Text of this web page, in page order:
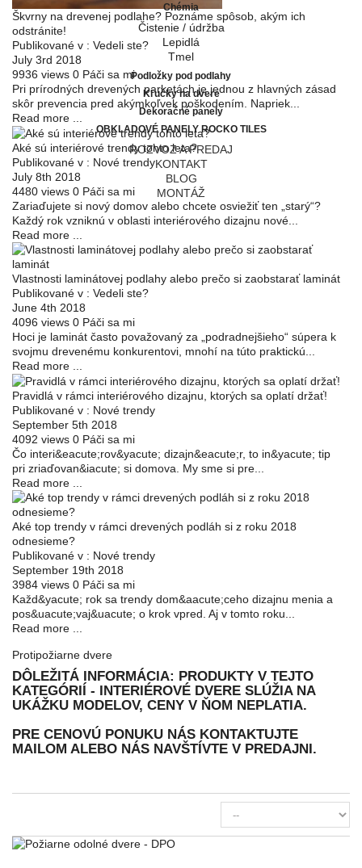
Chémia
Čistenie / údržba
Lepidlá
Tmel
Podložky pod podlahy
Kľučky na dvere
Dekoračné panely
OBKLADOVÉ PANELY ROCKO TILES
ROZVOZ A PREDAJ
KONTAKT
BLOG
MONTÁŽ
Škvrny na drevenej podlahe? Poznáme spôsob, akým ich
odstránite!
Publikované v : Vedeli ste?
July 3rd 2018
9936 views 0 Páči sa mi
Pri prírodných drevených parketách je jednou z hlavných zásad
skôr prevencia pred akýmkoľvek poškodením. Napriek...
Read more ...
Aké sú interiérové trendy tohto leta?
Publikované v : Nové trendy
July 8th 2018
4480 views 0 Páči sa mi
Zariaďujete si nový domov alebo chcete osviežiť ten „starý“?
Každý rok vzniknú v oblasti interiérového dizajnu nové...
Read more ...
Vlastnosti laminátovej podlahy alebo prečo si zaobstarať laminát
Publikované v : Vedeli ste?
June 4th 2018
4096 views 0 Páči sa mi
Hoci je laminát často považovaný za „podradnejšieho“ súpera k
svojmu drevenému konkurentovi, mnohí na túto praktickú...
Read more ...
Pravidlá v rámci interiérového dizajnu, ktorých sa oplatí držať!
Publikované v : Nové trendy
September 5th 2018
4092 views 0 Páči sa mi
Čo interi&eacute;rov&yacute; dizajn&eacute;r, to in&yacute; tip
pri zriaďovan&iacute; si domova. My sme si pre...
Read more ...
Aké top trendy v rámci drevených podláh si z roku 2018
odnesieme?
Publikované v : Nové trendy
September 19th 2018
3984 views 0 Páči sa mi
Každ&yacute; rok sa trendy dom&aacute;ceho dizajnu menia a
pos&uacute;vaj&uacute; o krok vpred. Aj v tomto roku...
Read more ...
Protipožiarne dvere
DÔLEŽITÁ INFORMÁCIA: PRODUKTY V TEJTO
KATEGÓRIÍ - INTERIÉROVÉ DVERE SLÚŽIA NA
UKÁŽKU MODELOV, CENY V ŇOM NEPLATIA.
PRE CENOVÚ PONUKU NÁS KONTAKTUJTE
MAILOM ALEBO NÁS NAVŠTÍVTE V PREDAJNI.